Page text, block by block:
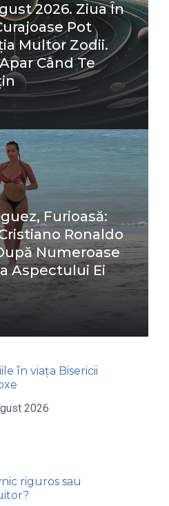
2026. Ziua În
Pot
Multor Zodii.
Când Te
Furioasă:
Ronaldo
Numeroase
Aspectului Ei
în viața Bisericii
2026
riguros sau